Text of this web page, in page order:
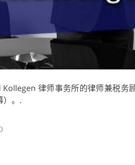
律师事务所的律师兼税
）。.